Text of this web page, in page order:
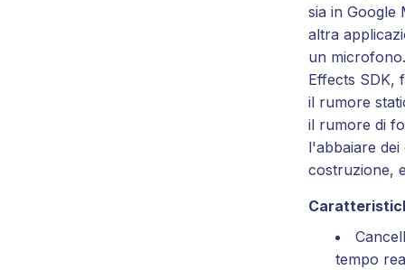
sia in Google
altra
un
Effects SDK,
il rumore
il rumore di
l'abbaiare
costruzione,
tempo